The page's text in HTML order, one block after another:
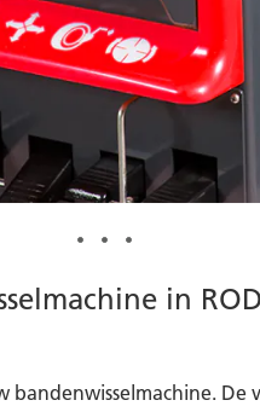
in
bandenwisselmachine. De